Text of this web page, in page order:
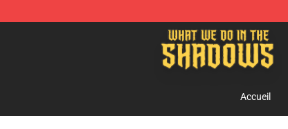
What We Do in the Shadows Shop - Official
Accueil